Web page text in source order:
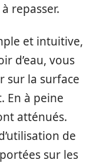
repasser.
et intuitive,
d’eau, vous
sur la surface
En à peine
atténués.
de
sur les